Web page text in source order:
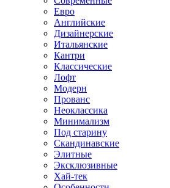
Евро
Английские
Дизайнерские
Итальянские
Кантри
Классические
Лофт
Модерн
Прованс
Неоклассика
Минимализм
Под старину
Скандинавские
Элитные
Эксклюзивные
Хай-тек